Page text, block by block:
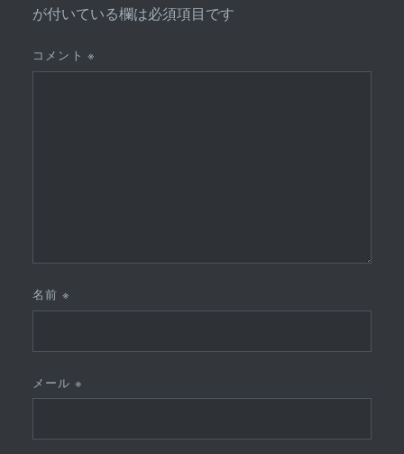
が付いている欄は必須項目です
コメント※
名前 ※
メール※